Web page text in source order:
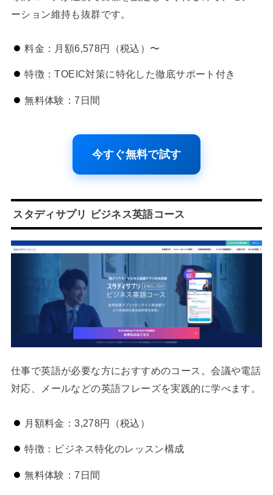
ーション維持も抜群です。
料金：月額6,578円（税込）〜
特徴：TOEIC対策に特化した徹底サポート付き
無料体験：7日間
今すぐ無料で試す
スタディサプリ ビジネス英語コース
仕事で英語が必要な方におすすめのコース。会議や電話
対応、メールなどの英語フレーズを実践的に学べます。
月額料金：3,278円（税込）
特徴：ビジネス特化のレッスン構成
無料体験：7日間